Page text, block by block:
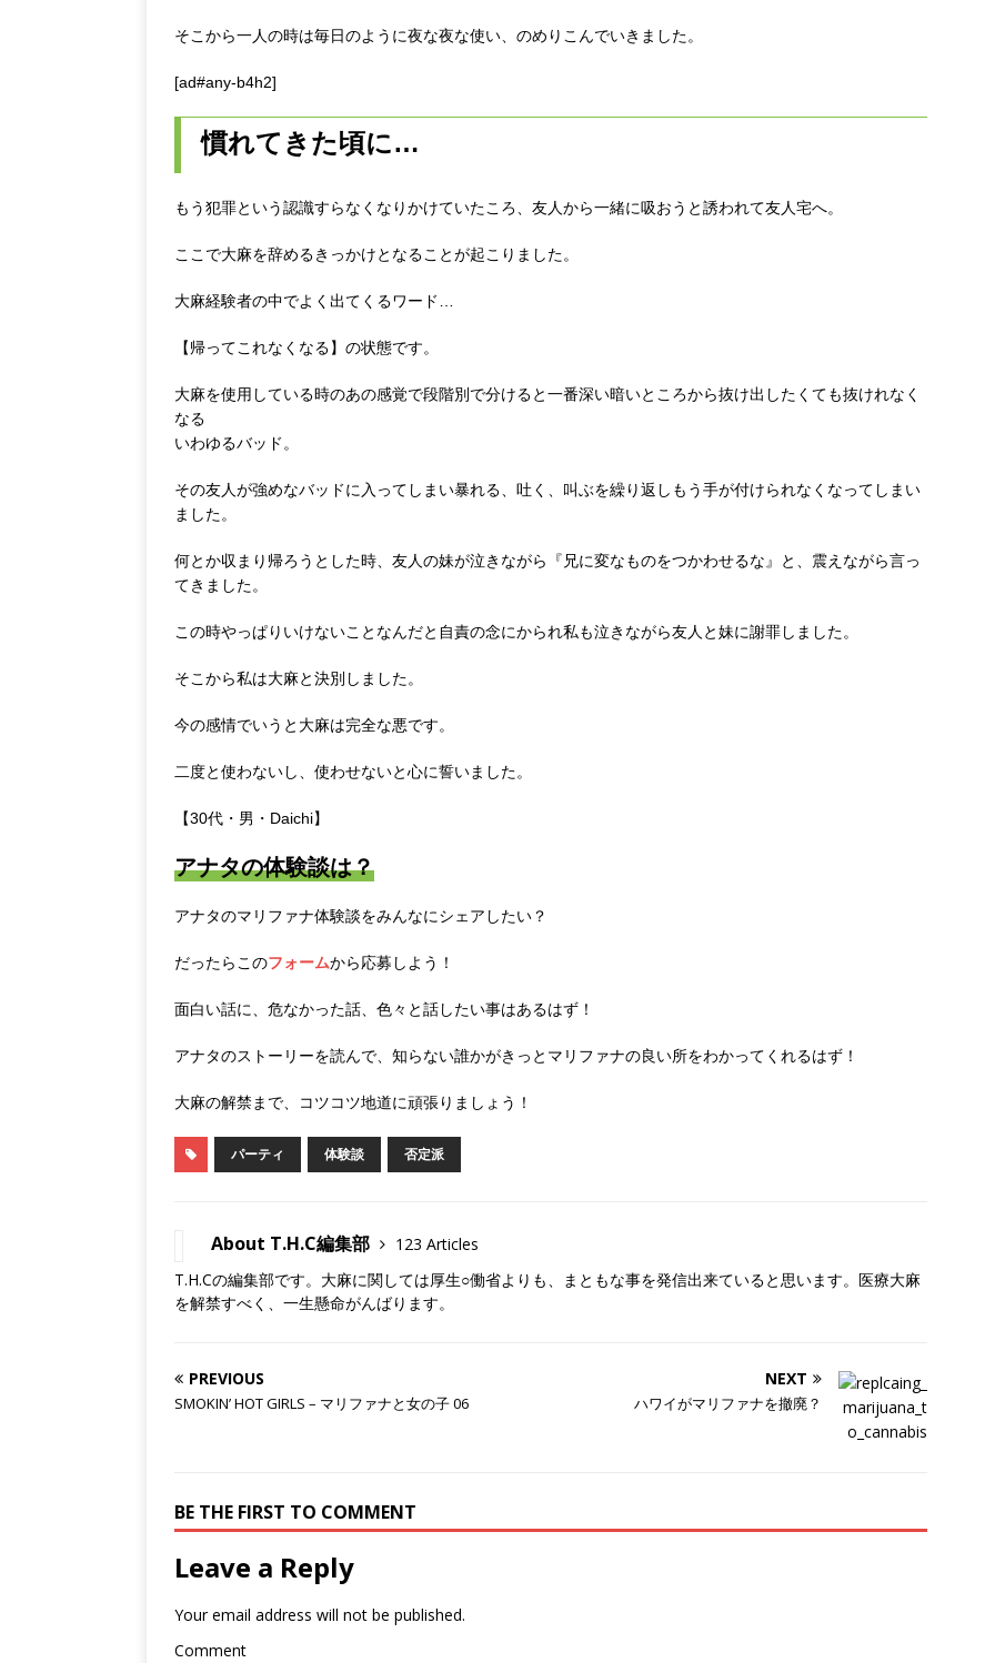
そこから一人の時は毎日のように夜な夜な使い、のめりこんでいきました。
[ad#any-b4h2]
慣れてきた頃に…
もう犯罪という認識すらなくなりかけていたころ、友人から一緒に吸おうと誘われて友人宅へ。
ここで大麻を辞めるきっかけとなることが起こりました。
大麻経験者の中でよく出てくるワード…
【帰ってこれなくなる】の状態です。
大麻を使用している時のあの感覚で段階別で分けると一番深い暗いところから抜け出したくても抜けれなく
なる
いわゆるバッド。
その友人が強めなバッドに入ってしまい暴れる、吐く、叫ぶを繰り返しもう手が付けられなくなってしまい
ました。
何とか収まり帰ろうとした時、友人の妹が泣きながら『兄に変なものをつかわせるな』と、震えながら言っ
てきました。
この時やっぱりいけないことなんだと自責の念にかられ私も泣きながら友人と妹に謝罪しました。
そこから私は大麻と決別しました。
今の感情でいうと大麻は完全な悪です。
二度と使わないし、使わせないと心に誓いました。
【30代・男・Daichi】
アナタの体験談は？
アナタのマリファナ体験談をみんなにシェアしたい？
だったらこのフォームから応募しよう！
面白い話に、危なかった話、色々と話したい事はあるはず！
アナタのストーリーを読んで、知らない誰かがきっとマリファナの良い所をわかってくれるはず！
大麻の解禁まで、コツコツ地道に頑張りましょう！
パーティ 体験談 否定派
About T.H.C編集部
123 Articles
T.H.Cの編集部です。大麻に関しては厚生○働省よりも、まともな事を発信出来ていると思います。医療大麻
を解禁すべく、一生懸命がんばります。
PREVIOUS
SMOKIN’ HOT GIRLS – マリファナと女の子 06
NEXT
ハワイがマリファナを撤廃？
BE THE FIRST TO COMMENT
Leave a Reply
Your email address will not be published.
Comment